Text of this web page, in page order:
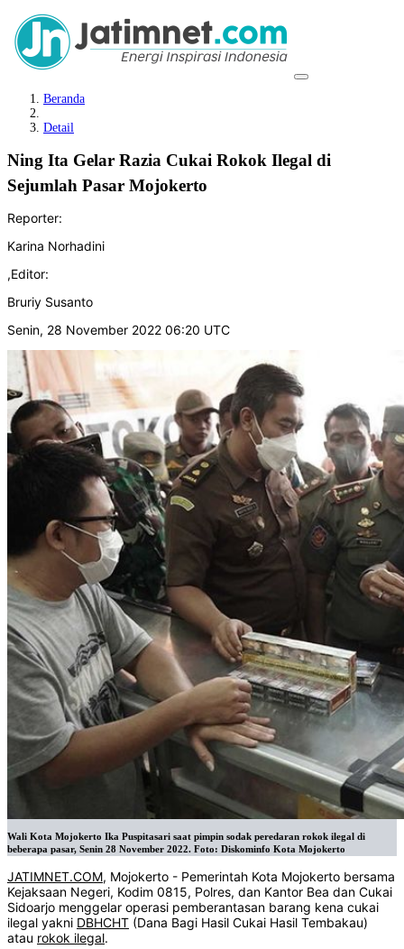
Beranda
Detail
Ning Ita Gelar Razia Cukai Rokok Ilegal di
Sejumlah Pasar Mojokerto
Reporter:
Karina Norhadini
,Editor:
Bruriy Susanto
Senin, 28 November 2022 06:20 UTC
Wali Kota Mojokerto Ika Puspitasari saat pimpin sodak peredaran rokok ilegal di
beberapa pasar, Senin 28 November 2022. Foto: Diskominfo Kota Mojokerto
JATIMNET.COM, Mojokerto - Pemerintah Kota Mojokerto bersama
Kejaksaan Negeri, Kodim 0815, Polres, dan Kantor Bea dan Cukai
Sidoarjo menggelar operasi pemberantasan barang kena cukai
ilegal yakni DBHCHT (Dana Bagi Hasil Cukai Hasil Tembakau)
atau rokok ilegal.